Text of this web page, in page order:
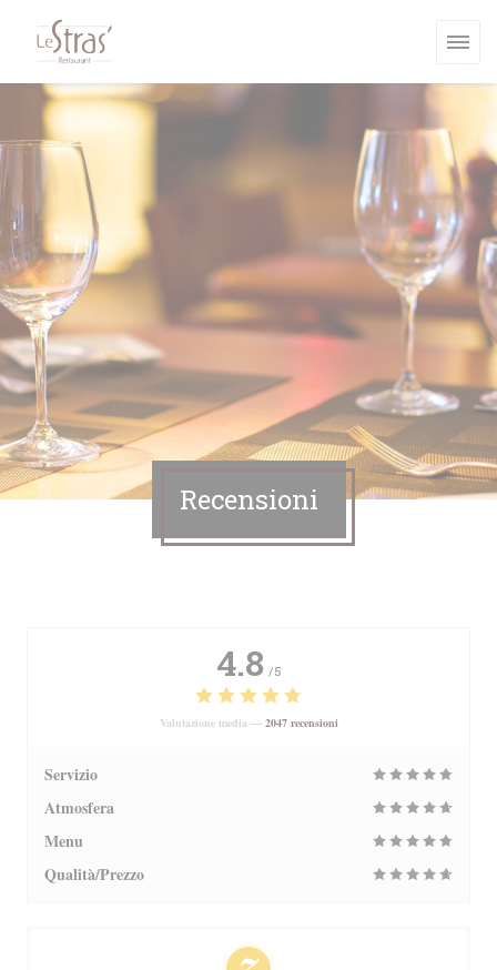
Recensioni
4.8 /5
Valutazione media — 2047 recensioni
Servizio
Atmosfera
Menu
Qualità/Prezzo